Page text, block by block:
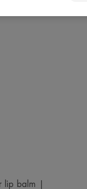
lip balm |